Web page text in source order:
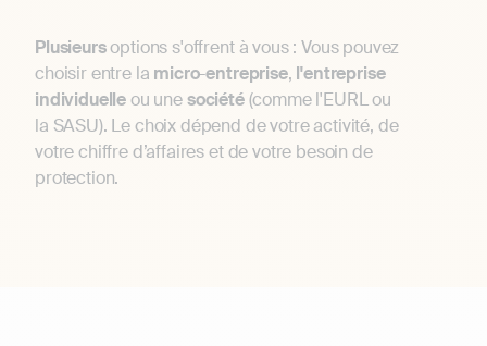
Plusieursoptions s'offrent à vous : Vous pouvez
choisir entre la micro-entreprise, l'entreprise
individuelleou unesociété(comme l'EURL ou
la SASU). Le choix dépend de votre activité, de
votre chiffre d’affaires et de votre besoin de
protection.